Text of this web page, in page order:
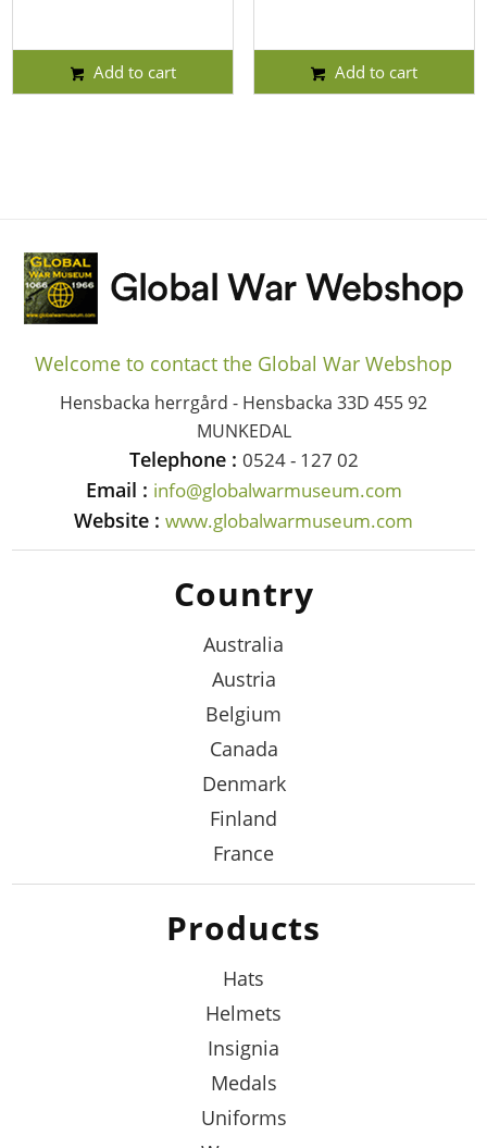
Add to cart Add to cart
Welcome to contact the Global War Webshop
Hensbacka herrgård - Hensbacka 33D 455 92
MUNKEDAL
Telephone : 0524 - 127 02
Email : info@globalwarmuseum.com
Website : www.globalwarmuseum.com
Country
Australia
Austria
Belgium
Canada
Denmark
Finland
France
Products
Hats
Helmets
Insignia
Medals
Uniforms